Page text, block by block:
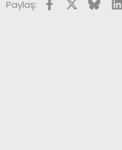
Paylaş: FacebookX (Twitter)